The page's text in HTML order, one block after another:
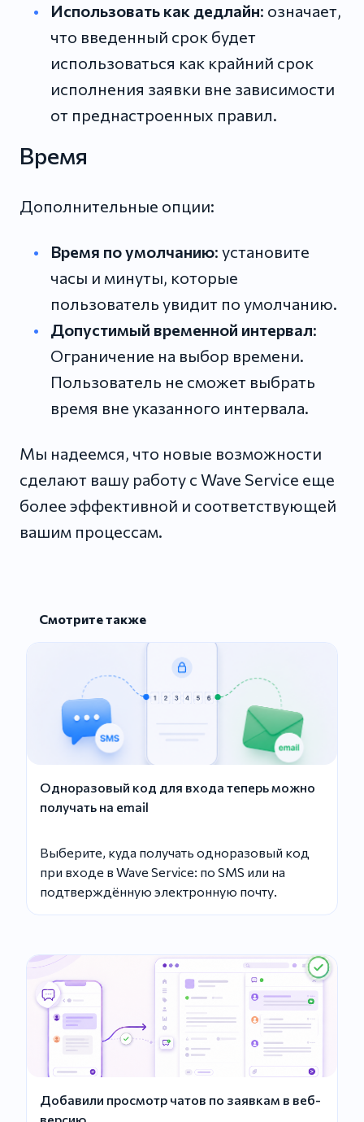
Использовать как дедлайн: означает,
что введенный срок будет
использоваться как крайний срок
исполнения заявки вне зависимости
от преднастроенных правил.
Время
Дополнительные опции:
Время по умолчанию: установите
часы и минуты, которые
пользователь увидит по умолчанию.
Допустимый временной интервал:
Ограничение на выбор времени.
Пользователь не сможет выбрать
время вне указанного интервала.
Мы надеемся, что новые возможности
сделают вашу работу с Wave Service еще
более эффективной и соответствующей
вашим процессам.
Смотрите также
Одноразовый код для входа теперь можно
получать на email
Выберите, куда получать одноразовый код
при входе в Wave Service: по SMS или на
подтверждённую электронную почту.
Добавили просмотр чатов по заявкам в веб-